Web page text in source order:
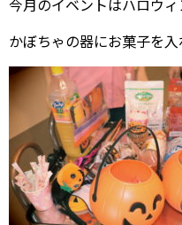
今月のイベントはハロウィ
かぼちゃの器にお菓子を